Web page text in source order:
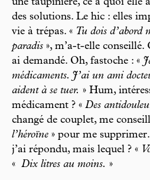
une taupinière, ce à quoi elle
des solutions. Le hic : elles
vie à trépas. « Tu dois d’abord
paradis », m’a-t-elle
ai demandé. Oh, fastoche : «
médicaments. J’ai un ami
aident à se tuer. » Hum,
médicament ? « Des
changé de couplet, me
l’héroïne » pour me
j’ai répondu, mais lequel ? «
« Dix litres au moins. »